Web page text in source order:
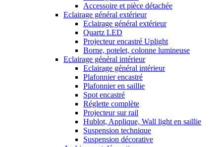
Accessoire et pièce détachée
Eclairage général extérieur
Eclairage général extérieur
Quartz LED
Projecteur encastré Uplight
Borne, potelet, colonne lumineuse
Eclairage général intérieur
Eclairage général intérieur
Plafonnier encastré
Plafonnier en saillie
Spot encastré
Réglette complète
Projecteur sur rail
Hublot, Applique, Wall light en saillie
Suspension technique
Suspension décorative